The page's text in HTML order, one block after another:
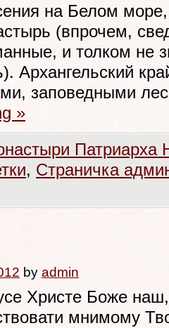
на Белом
(впрочем,
и толком не
Архангельский
заповедными
»
Патриарха
, Страничка
by admin
Христе Боже
мнимому